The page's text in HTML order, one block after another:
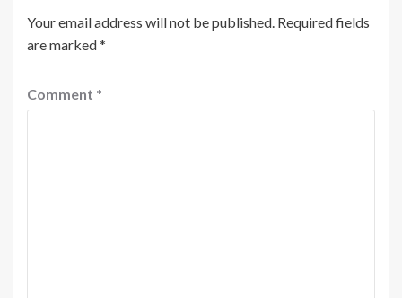
Your email address will not be published. Required fields
are marked*
Comment *